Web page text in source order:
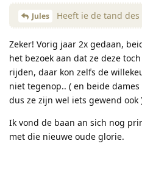
Jules Heeft ie de tand
Zeker! Vorig jaar 2x gedaan,
het bezoek aan dat ze deze
rijden, daar kon zelfs de
niet tegenop.. ( en beide
dus ze zijn wel iets gewend ook
Ik vond de baan an sich nog
met die nieuwe oude glorie.